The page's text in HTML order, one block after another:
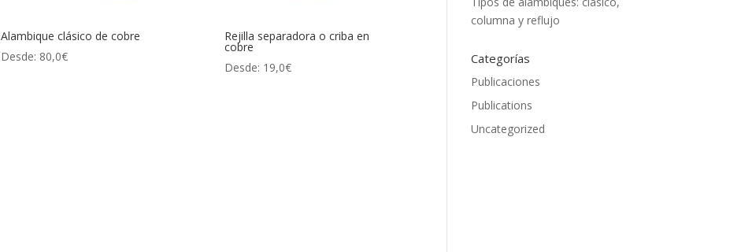
Alambique clásico de cobre
Desde: 80,0€
Rejilla separadora o criba en
cobre
Desde: 19,0€
columna y reflujo
Categorías
Publicaciones
Publications
Uncategorized